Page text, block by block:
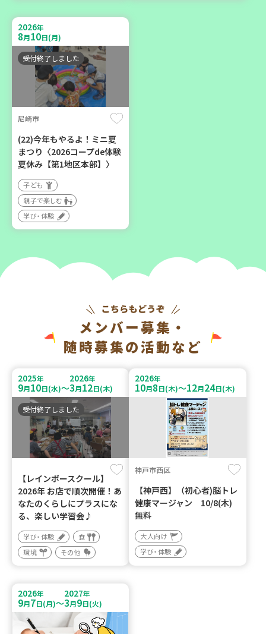
豊岡市
大人の発達障がいを学び、
か？
大人向け
学び・体験
2026年
8月10日(月)
受付終了しました
尼崎市
(22)今年もやるよ！ミニ夏
まつり〈2026コープde体験
夏休み【第1地区本部】〉
子ども
親子で楽しむ
学び・体験
メンバー募集・
随時募集の活動など
2025年
9月10日(水)～
2026年
3月12日(木)
受付終了しました
【レインボースクール】
2026年 お店で順次開催！あ
なたのくらしにプラスにな
る、楽しい学習会♪
学び・体験
食
環境
その他
2026年
10月8日(木)～12月24日(木)
神戸市西区
【神戸西】（初心者)脳トレ
健康マージャン 10/8(木)
無料
大人向け
学び・体験
2026年
9月7日(月)～
2027年
3月9日(火)